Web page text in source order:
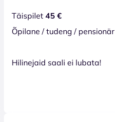
Täispilet 45 €
Õpilane / tudeng / pensionär
Hilinejaid saali ei lubata!